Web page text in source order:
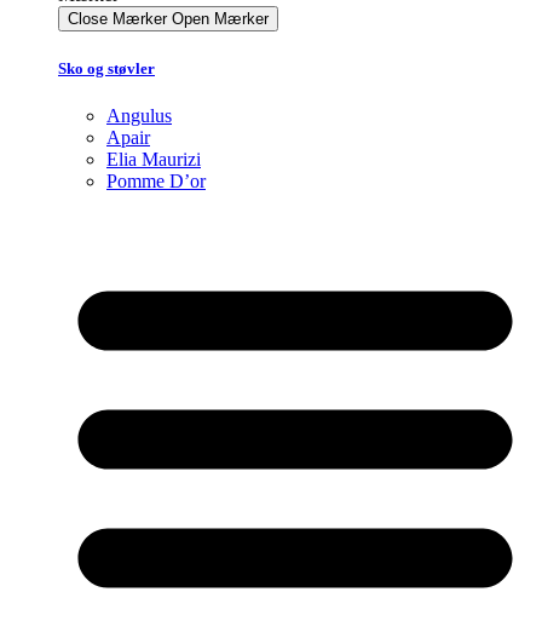
Close Mærker Open Mærker
Sko og støvler
Angulus
Apair
Elia Maurizi
Pomme D’or